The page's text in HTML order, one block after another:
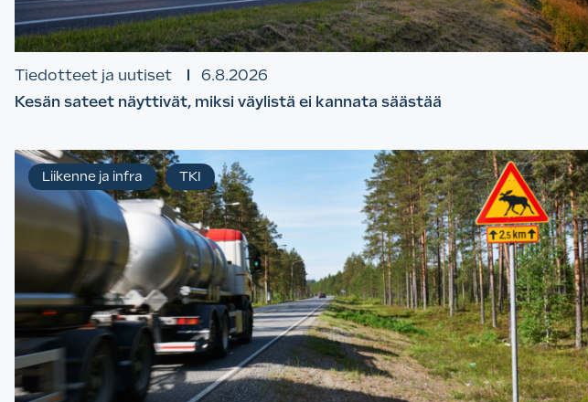
Tiedotteet ja uutiset
6.8.2026
Kesän sateet näyttivät, miksi väylistä ei kannata säästää
Liikenne ja infra TKI